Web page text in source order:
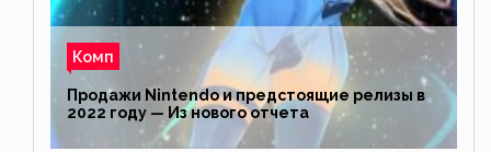
Комп
Продажи Nintendo и предстоящие релизы в
2022 году — Из нового отчета